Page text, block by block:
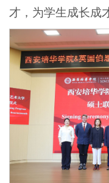
才，为学生成长成